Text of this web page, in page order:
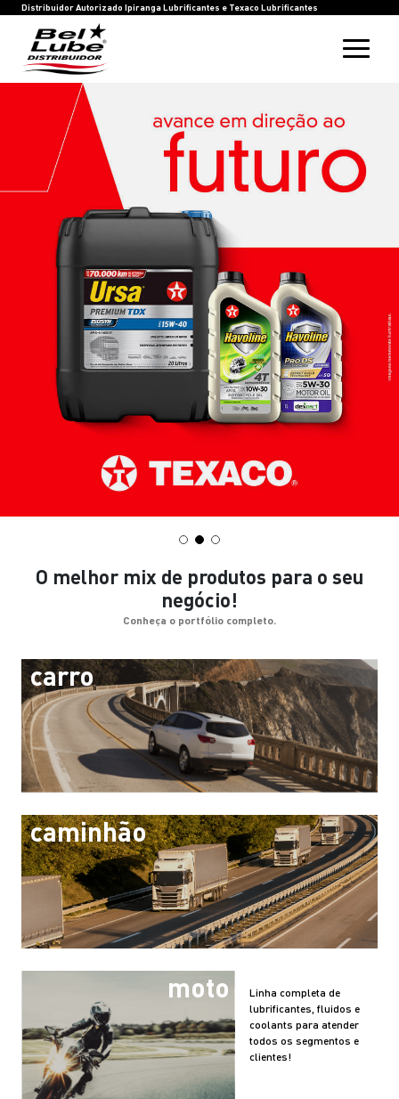
Distribuidor Autorizado Ipiranga Lubrificantes e Texaco Lubrificantes
HOME
BEL LUBE
BLOG
RASTREIE SUA COMPRA
INOVAÇÃO
SAC
IPIRANGA LUBRIFICANTES
TEXACO LUBRIFICANTES
O melhor mix de produtos para o seu
negócio!
Conheça o portfólio completo.
carro
caminhão
moto
Linha completa de
lubrificantes, fluidos e
coolants para atender
todos os segmentos e
clientes!